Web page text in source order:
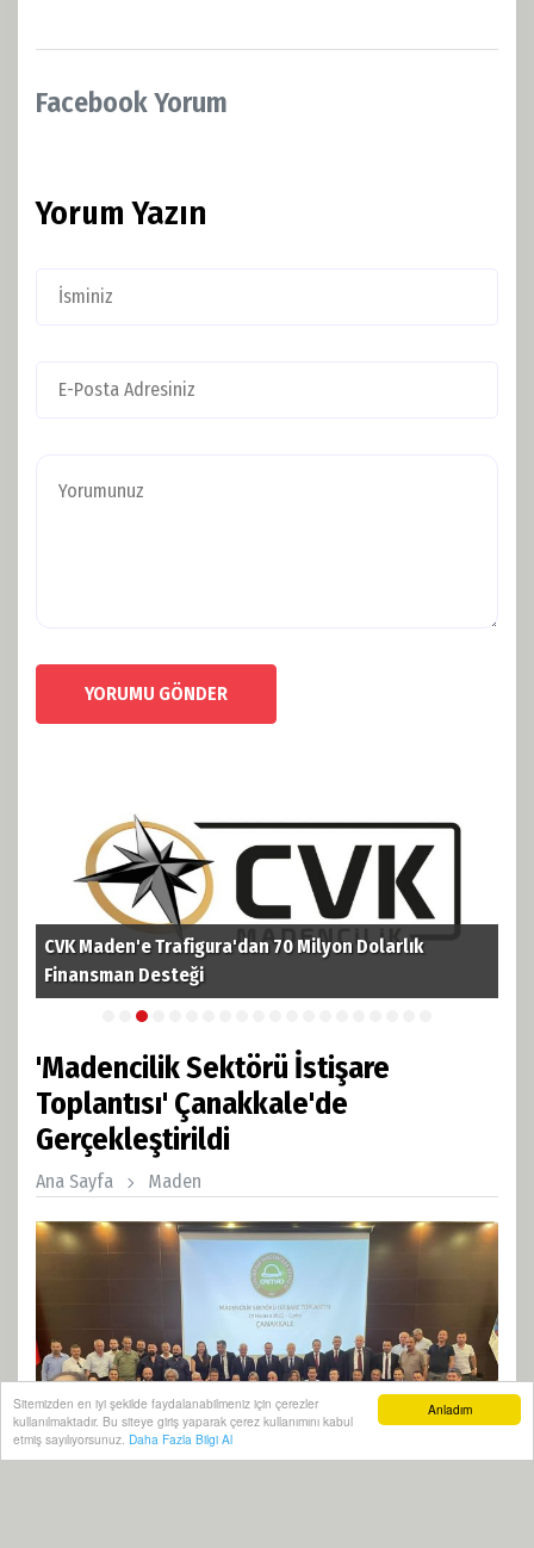
Anladım
Sitemizden en iyi şekilde faydalanabilmeniz için çerezler
kullanılmaktadır. Bu siteye giriş yaparak çerez kullanımını kabul
etmiş sayılıyorsunuz. Daha Fazla Bilgi Al
Facebook Yorum
Yorum Yazın
YORUMU GÖNDER
CVK Maden'e Trafigura'dan 70 Milyon Dolarlık
Finansman Desteği
'Madencilik Sektörü İstişare
Toplantısı' Çanakkale'de
Gerçekleştirildi
Ana Sayfa Maden